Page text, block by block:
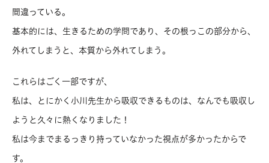
間違っている。
基本的には、生きるための学問であり、その根っこの部分から、
外れてしまうと、本質から外れてしまう。
これらはごく一部ですが、
私は、とにかく小川先生から吸収できるものは、なんでも吸収し
ようと久々に熱くなりました！
私は今までまるっきり持っていなかった視点が多かったからで
す。